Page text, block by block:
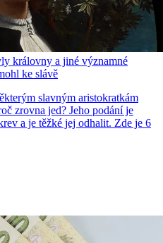
královny a jiné významné
ke slávě
slavným aristokratkám
zrovna jed? Jeho podání je
a je těžké jej odhalit. Zde je 6